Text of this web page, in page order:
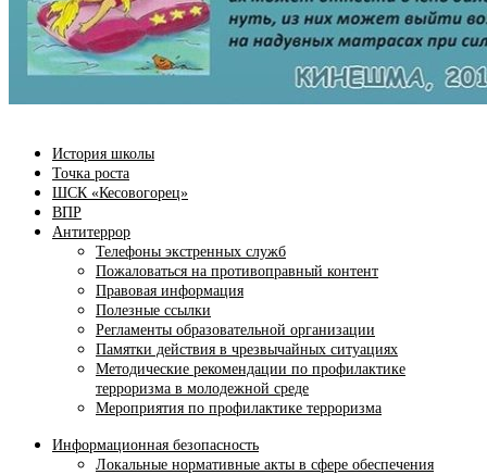
История школы
Точка роста
ШСК «Кесовогорец»
ВПР
Антитеррор
Телефоны экстренных служб
Пожаловаться на противоправный контент
Правовая информация
Полезные ссылки
Регламенты образовательной организации
Памятки действия в чрезвычайных ситуациях
Методические рекомендации по профилактике
терроризма в молодежной среде
Мероприятия по профилактике терроризма
Информационная безопасность
Локальные нормативные акты в сфере обеспечения